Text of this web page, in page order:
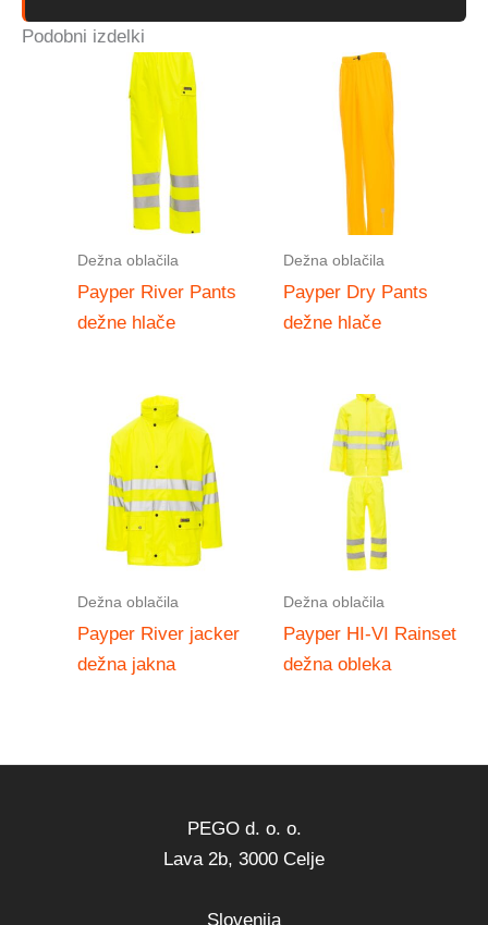
Podobni izdelki
Dežna oblačila
Payper River Pants
dežne hlače
Dežna oblačila
Payper Dry Pants
dežne hlače
Dežna oblačila
Payper River jacker
dežna jakna
Dežna oblačila
Payper HI-VI Rainset
dežna obleka
PEGO d. o. o.
Lava 2b, 3000 Celje
Slovenija